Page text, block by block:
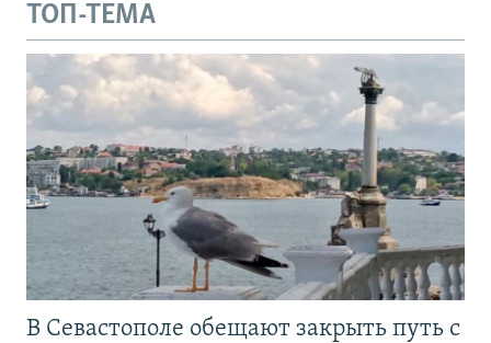
ТОП-ТЕМА
В Севастополе обещают закрыть путь с